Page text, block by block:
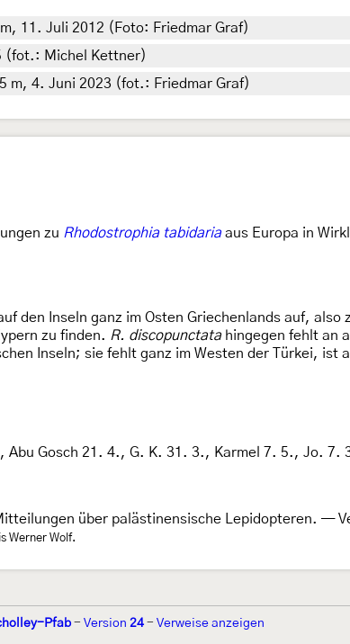
11. Juli 2012 (Foto: Friedmar Graf)
(fot.: Michel Kettner)
m, 4. Juni 2023 (fot.: Friedmar Graf)
zu Rhodostrophia tabidariaaus Europa in
den Inseln ganz im Osten Griechenlands auf,
zu finden. R. discopunctatahingegen fehlt an
Inseln; sie fehlt ganz im Westen der Türkei, ist
Gosch 21. 4., G. K. 31. 3., Karmel 7. 5., Jo. 7.
über palästinensische Lepidopteren. —
Werner Wolf.
Pfab - Version 24 - Verweise anzeigen